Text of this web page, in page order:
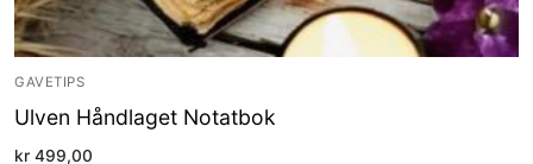
GAVETIPS
Ulven Håndlaget Notatbok
kr 499,00